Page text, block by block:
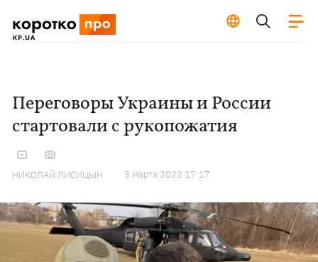
Переговоры Украины и России
стартовали с рукопожатия
НИКОЛАЙ ЛИСИЦЫН 3 марта 2022 17:17